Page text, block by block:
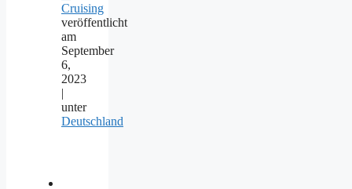
Cruising
veröffentlicht
am
September
6,
2023
|
unter
Deutschland